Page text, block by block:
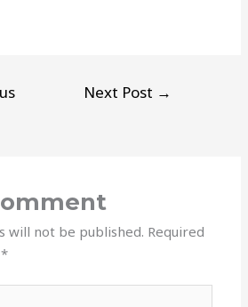
Next Post →
will not be published. Required
*